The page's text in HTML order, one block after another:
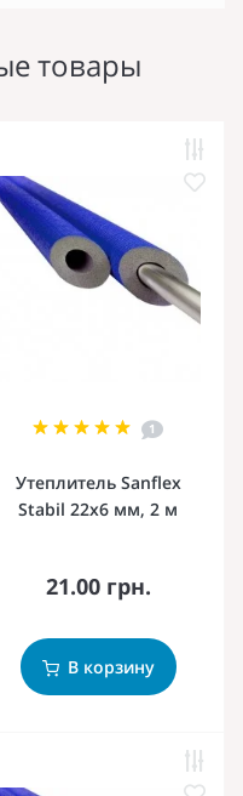
товары
1
Утеплитель Sanflex
Stabil 22х6 мм, 2 м
21.00 грн.
В корзину